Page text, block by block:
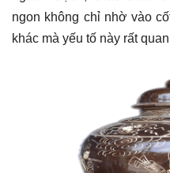
ngon không chỉ nhờ vào
khác mà yếu tố này rất